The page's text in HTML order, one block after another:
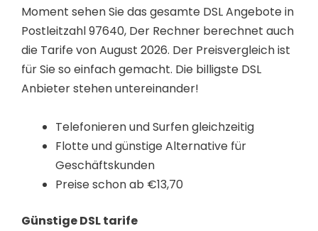
Moment sehen Sie das gesamte DSL Angebote in
Postleitzahl 97640, Der Rechner berechnet auch
die Tarife von August 2026. Der Preisvergleich ist
für Sie so einfach gemacht. Die billigste DSL
Anbieter stehen untereinander!
Telefonieren und Surfen gleichzeitig
Flotte und günstige Alternative für
Geschäftskunden
Preise schon ab €13,70
Günstige DSL tarife